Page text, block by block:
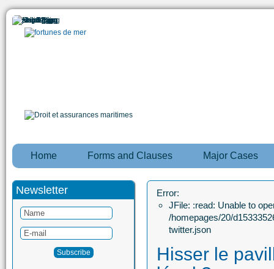
Home Forms and Clauses Major Cases
Newsletter
Error:
JFile: :read: Unable to
/homepages/20/
twitter.json
Hisser le